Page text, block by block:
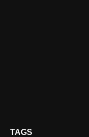
TAGS